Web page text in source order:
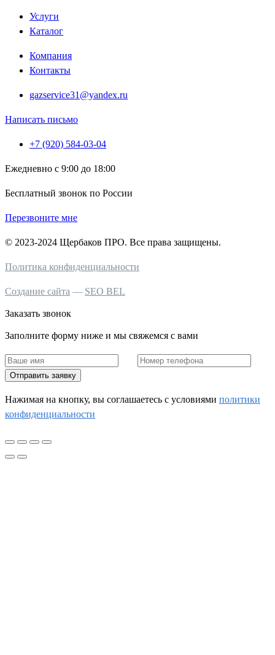
Услуги
Каталог
Компания
Контакты
gazservice31@yandex.ru
Написать письмо
+7 (920) 584-03-04
Ежедневно с 9:00 до 18:00
Бесплатный звонок по России
Перезвоните мне
© 2023-2024 Щербаков ПРО. Все права защищены.
Политика конфиденциальности
Создание сайта — SEO BEL
Заказать звонок
Заполните форму ниже и мы свяжемся с вами
Отправить заявку
Нажимая на кнопку, вы соглашаетесь c условиями политики
конфиденциальности